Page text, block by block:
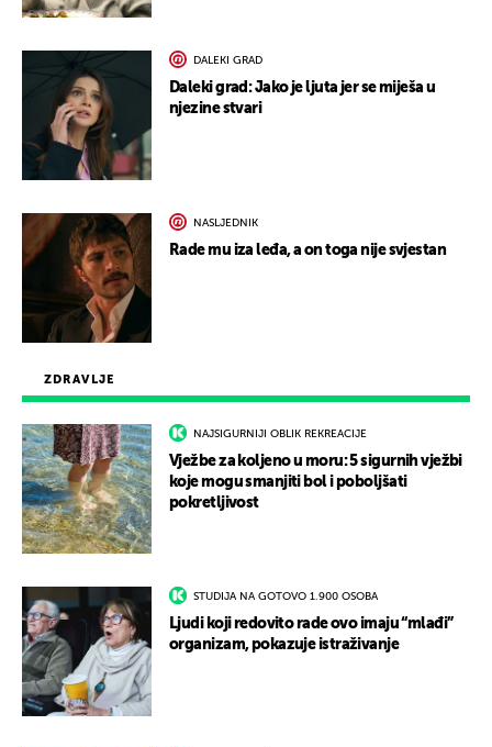
ZDRAVLJE
NAJSIGURNIJI OBLIK REKREACIJE
Vježbe za koljeno u moru: 5 sigurnih vježbi
koje mogu smanjiti bol i poboljšati
pokretljivost
STUDIJA NA GOTOVO 1.900 OSOBA
Ljudi koji redovito rade ovo imaju “mlađi”
organizam, pokazuje istraživanje
DALEKI GRAD
Daleki grad: Jako je ljuta jer se miješa u
njezine stvari
NASLJEDNIK
Rade mu iza leđa, a on toga nije svjestan